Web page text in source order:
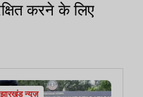
करने के लिए
झारखंड न्यूज़